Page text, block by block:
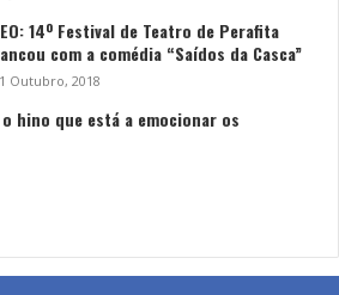
14º Festival de Teatro de Perafita
com a comédia “Saídos da Casca”
Outubro, 2018
o hino que está a emocionar os